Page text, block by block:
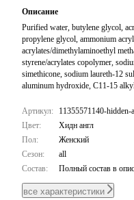
Описание
Purified water, butylene glycol,
propylene glycol, ammonium
acrylates/dimethylaminoethyl
styrene/acrylates copolymer,
simethicone, sodium laureth-12
aluminum hydroxide, C11-15
sulfosuccinate, titanium dioxide,
Артикул:
11355571140-hidden-
Цвет:
Хидн англ
Пол:
Женский
Сезон:
all
Состав:
Полный состав в
все характеристики